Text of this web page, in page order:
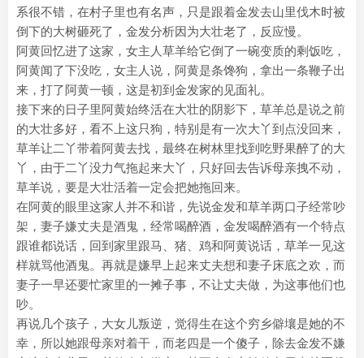
系很不错，在村子里也有名声，只是跟着金发去山里伐木时被
倒下的大树砸死了，金发分析因为大壮老了，反应慢。
阿黄回忆进了这家，女主人草羊给它倒了一碗变质的剩饭吃，
阿黄闻了下没吃，女主人说，阿黄是条馋狗，拿出一条鞭子出
来，打了阿黄一顿，这是初到金发家的见面礼。
接下来的日子里阿黄始终活在大壮的阴影下，草羊总是说之前
的大壮多好，看不上这只狗，特别是有一次大丫到点没回来，
草羊让二丫带着阿黄去找，最终在树林里找到吃野果醉了的大
丫，由于二丫没力气拖起来大丫，只好回去告诉母亲拽不动，
草羊说，要是大壮活着一定会把她拖回来。
在阿黄的眼里这家人并不和谐，先说金发和草羊两口子经常吵
架，妻子嫌丈夫是酒鬼，经常喝醉酒，金发喝醉酒有一个特点
跟谁都说话，回到家里跟马、猪、鸡和阿黄说话，草羊一见这
样就骂他酒鬼。再就是嫌早上起来丈夫想和妻子床底之欢，而
妻子一早还要忙家里的一摊子事，不让丈夫做，为这事他们也
吵。
再说几个孩子，大女儿叛逆，觉得生在这个穷乡僻壤是她的不
幸，所以她跟母亲对着干，而老四是一个傻子，除去金发不嫌